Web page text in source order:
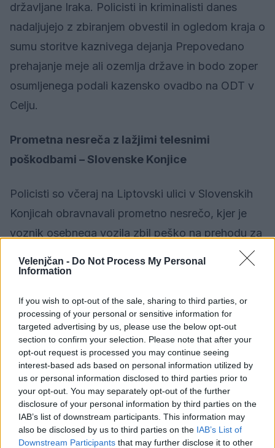
Velenjčan - Do Not Process My Personal
Information
If you wish to opt-out of the sale, sharing to third parties, or
processing of your personal or sensitive information for
targeted advertising by us, please use the below opt-out
section to confirm your selection. Please note that after your
opt-out request is processed you may continue seeing
interest-based ads based on personal information utilized by
us or personal information disclosed to third parties prior to
your opt-out. You may separately opt-out of the further
disclosure of your personal information by third parties on the
IAB’s list of downstream participants. This information may
also be disclosed by us to third parties on the IAB’s List of
Downstream Participants that may further disclose it to other
državljane Iraka. Policisti in kriminalisti danes
nadaljujejo z zbiranjem obvestil in ogledom kraja o
sumu storitve kaznivega dejanja Prepovedano
prehajanje meje ali ozemlja države in bodo zoper
osumljenega podali kazensko ovadbo na ODT v
Celju.
Prometna nesreča z lažjimi telesnimi
poškodbami – Slovenske Konjice
Policisti so včeraj na Liptovski ulici v Slovenskih
Konjicah obravnavali prometno nesrečo, kjer je
voznik osebnega vozila zbil peško na prehodu za
poškodovana.
O preteklih dogajanjih na območju PU Celje je
poročal Marjan Strašek, vodja oddelka za
operativo in višji samostojni policijski inšpektor.
Opozorilo:Po 297. členu Kazenskega zakonika je
posameznik kazensko odgovoren za javno spodbujanje